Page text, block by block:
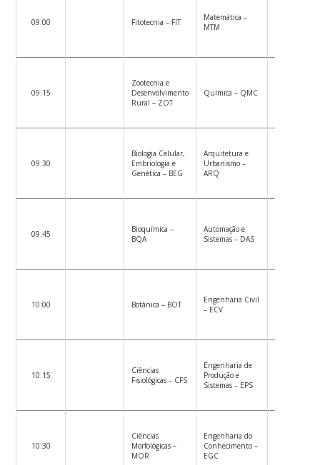
09:00 Fitotecnia – FIT
Matemática –
MTM
09:15
Zootecnia e
Desenvolvimento
Rural – ZOT
Química – QMC
09:30
Biologia Celular,
Embriologia e
Genética – BEG
Arquitetura e
Urbanismo –
ARQ
09:45
Bioquímica –
BQA
Automação e
Sistemas – DAS
10:00 Botânica – BOT
Engenharia Civil
– ECV
10:15
Ciências
Fisiológicas – CFS
Engenharia de
Produção e
Sistemas – EPS
10:30
Ciências
Morfológicas –
MOR
Engenharia do
Conhecimento –
EGC